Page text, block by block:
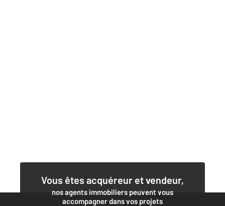
Vous êtes acquéreur et vendeur,
nos agents immobiliers peuvent vous
accompagner dans vos projets